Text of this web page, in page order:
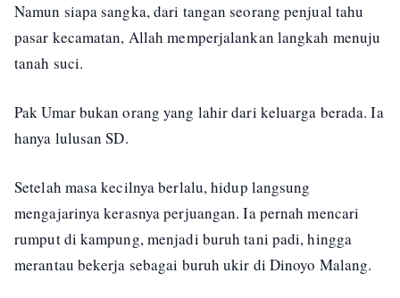
Namun siapa sangka, dari tangan seorang penjual tahu
pasar kecamatan, Allah memperjalankan langkah menuju
tanah suci.
Pak Umar bukan orang yang lahir dari keluarga berada. Ia
hanya lulusan SD.
Setelah masa kecilnya berlalu, hidup langsung
mengajarinya kerasnya perjuangan. Ia pernah mencari
rumput di kampung, menjadi buruh tani padi, hingga
merantau bekerja sebagai buruh ukir di Dinoyo Malang.